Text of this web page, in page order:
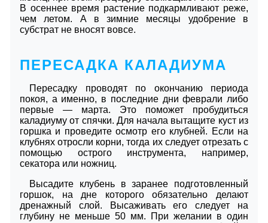
В осеннее время растение подкармливают реже,
чем летом. А в зимние месяцы удобрение в
субстрат не вносят вовсе.
ПЕРЕСАДКА КАЛАДИУМА
Пересадку проводят по окончанию периода
покоя, а именно, в последние дни феврали либо
первые — марта. Это поможет пробудиться
каладиуму от спячки. Для начала вытащите куст из
горшка и проведите осмотр его клубней. Если на
клубнях отросли корни, тогда их следует отрезать с
помощью острого инструмента, например,
секатора или ножниц.
Высадите клубень в заранее подготовленный
горшок, на дне которого обязательно делают
дренажный слой. Высаживать его следует на
глубину не меньше 50 мм. При желании в один